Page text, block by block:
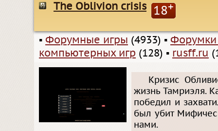
The Oblivion crisis 18+
▪ Форумные игры (4933) ▪
компьютерных игр (128) ▪ rusff.ru
Кризис
жизнь Тамриэля.
победил и
был убит
нами.